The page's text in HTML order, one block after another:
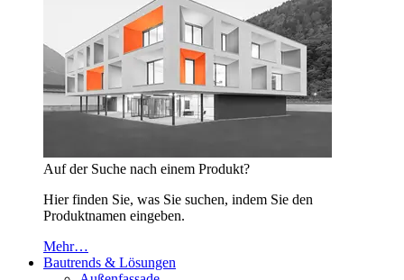
Auf der Suche nach einem Produkt?
Hier finden Sie, was Sie suchen, indem Sie den
Produktnamen eingeben.
Mehr…
Bautrends & Lösungen